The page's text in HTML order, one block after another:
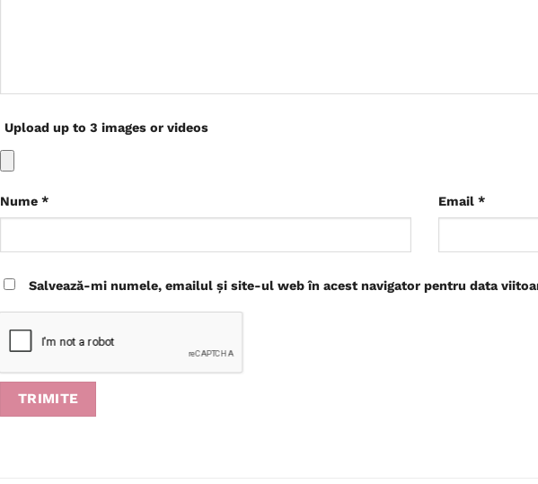
Upload up to 3 images or videos
Nume * Email *
Salvează-mi numele, emailul și site-ul web în acest navigator pentru data